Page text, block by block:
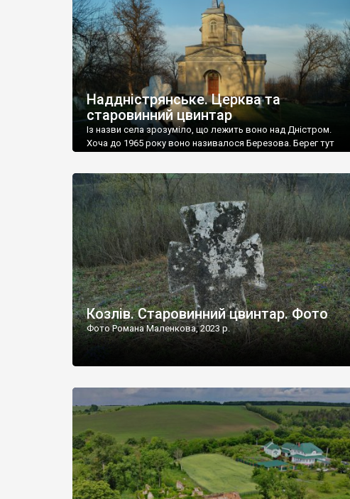
Наддністрянське. Церква та
старовинний цвинтар
Із назви села зрозуміло, що лежить воно над Дністром.
Хоча до 1965 року воно називалося Березова. Берег тут
Наддністрянське відрізняється від більшості навколишніх
сіл. У селі є мурована Михайлівська церква. Точної дати […]
Козлів. Старовинний цвинтар. Фото
Фото Романа Маленкова, 2023 р.